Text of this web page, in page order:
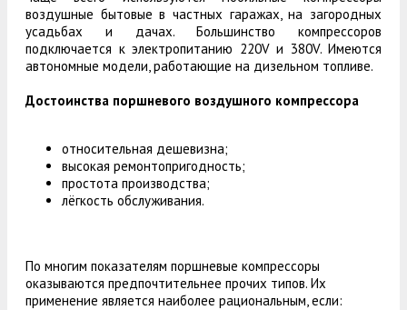
воздушные бытовые в частных гаражах, на загородных
усадьбах и дачах. Большинство компрессоров
подключается к электропитанию 220V и 380V. Имеются
автономные модели, работающие на дизельном топливе.
Достоинства поршневого воздушного компрессора
относительная дешевизна;
высокая ремонтопригодность;
простота производства;
лёгкость обслуживания.
По многим показателям поршневые компрессоры
оказываются предпочтительнее прочих типов. Их
применение является наиболее рациональным, если: